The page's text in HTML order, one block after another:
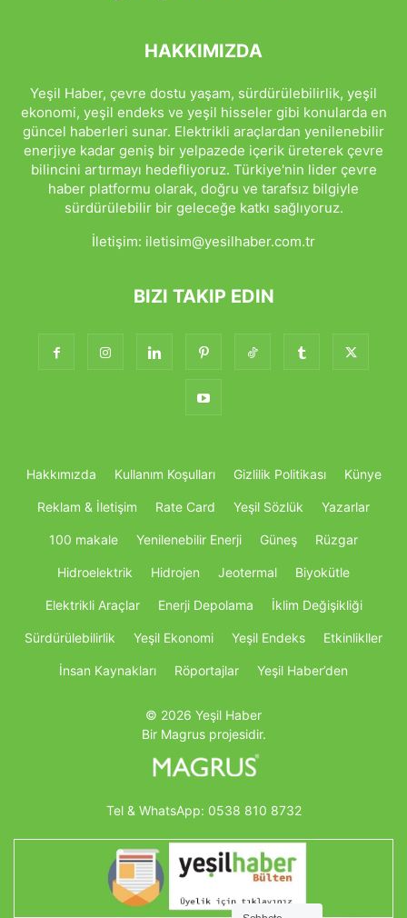
HAKKIMIZDA
Yeşil Haber, çevre dostu yaşam, sürdürülebilirlik, yeşil
ekonomi, yeşil endeks ve yeşil hisseler gibi konularda en
güncel haberleri sunar. Elektrikli araçlardan yenilenebilir
enerjiye kadar geniş bir yelpazede içerik üreterek çevre
bilincini artırmayı hedefliyoruz. Türkiye'nin lider çevre
haber platformu olarak, doğru ve tarafsız bilgiyle
sürdürülebilir bir geleceğe katkı sağlıyoruz.
İletişim: iletisim@yesilhaber.com.tr
BIZI TAKIP EDIN
Hakkımızda Kullanım Koşulları Gizlilik Politikası Künye
Reklam & İletişim Rate Card Yeşil Sözlük Yazarlar
100 makale Yenilenebilir Enerji Güneş Rüzgar
Hidroelektrik Hidrojen Jeotermal Biyokütle
Elektrikli Araçlar Enerji Depolama İklim Değişikliği
Sürdürülebilirlik Yeşil Ekonomi Yeşil Endeks Etkinlikller
İnsan Kaynakları Röportajlar Yeşil Haber’den
© 2026 Yeşil Haber
Bir Magrus projesidir.
Tel & WhatsApp: 0538 810 8732